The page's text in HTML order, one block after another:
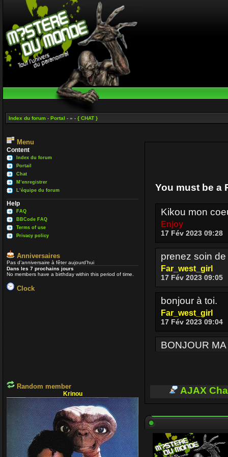
Index du forum - Portal - » - { CHAT }
Menu
Content
Index du forum
Portail
Chat
M’enregistrer
L’équipe du forum
Help
FAQ
BBCode FAQ
Terms of use
Privacy policy
Anniversaires
Pas d’anniversaire à fêter aujourd’hui
Dans les 7 prochains jours
No members have a birthday within this period of time.
Clock
Random member
Krinou
You must be a
Kikou mon
Enjoy
17 Fév 2023 09:28
prenez soin
Far_west_girl
17 Fév 2023 09:05
bonjour à toi.
Far_west_girl
17 Fév 2023 09:04
BONJOUR
BONJOUR A
Enjoy
Je passe
voir si ceux
AJAX